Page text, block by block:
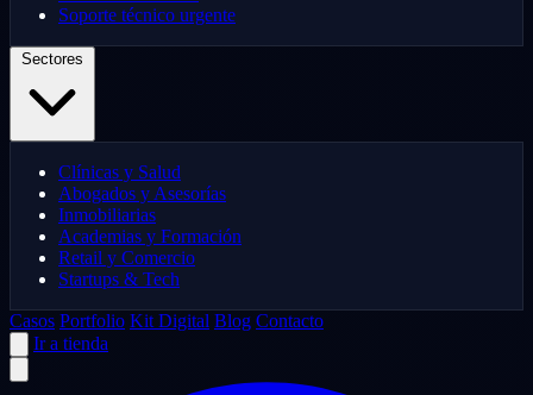
Soporte técnico urgente
Clínicas y Salud
Abogados y Asesorías
Inmobiliarias
Academias y Formación
Retail y Comercio
Startups & Tech
Casos Portfolio Kit Digital Blog Contacto
Ir a tienda